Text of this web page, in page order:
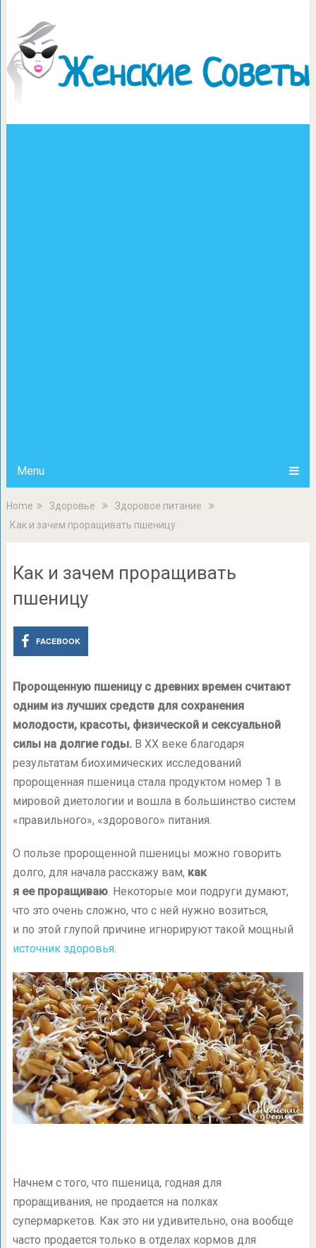
Menu
Home Здоровье
Здоровое питание
Как и зачем проращивать пшеницу
Как и зачем проращивать
пшеницу
FACEBOOK
Пророщенную пшеницу с древних времен считают
одним из лучших средств для сохранения
молодости, красоты, физической и сексуальной
силы на долгие годы.В XX веке благодаря
результатам биохимических исследований
пророщенная пшеница стала продуктом номер 1 в
мировой диетологии и вошла в большинство систем
«правильного», «здорового» питания.
О пользе пророщенной пшеницы можно говорить
долго, для начала расскажу вам, как
я ее проращиваю. Некоторые мои подруги думают,
что это очень сложно, что с ней нужно возиться,
и по этой глупой причине игнорируют такой мощный
источник здоровья.
Начнем с того, что пшеница, годная для
проращивания, не продается на полках
супермаркетов. Как это ни удивительно, она вообще
часто продается только в отделах кормов для